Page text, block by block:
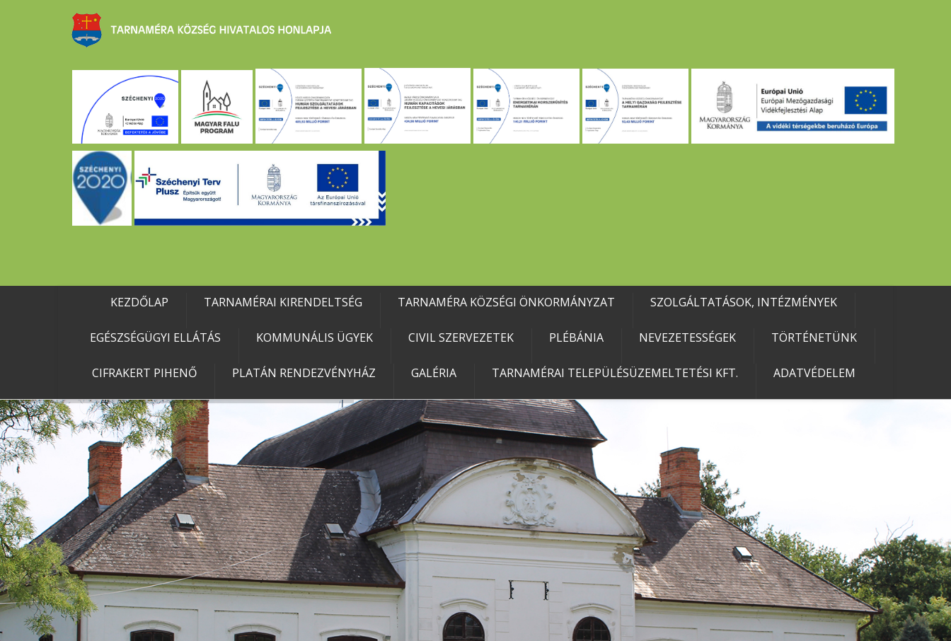
KEZDŐLAP TARNAMÉRAI KIRENDELTSÉG TARNAMÉRA KÖZSÉGI ÖNKORMÁNYZAT SZOLGÁLTATÁSOK, INTÉZMÉNYEK
EGÉSZSÉGÜGYI ELLÁTÁS KOMMUNÁLIS ÜGYEK CIVIL SZERVEZETEK PLÉBÁNIA NEVEZETESSÉGEK TÖRTÉNETÜNK
CIFRAKERT PIHENŐ PLATÁN RENDEZVÉNYHÁZ GALÉRIA TARNAMÉRAI TELEPÜLÉSÜZEMELTETÉSI KFT. ADATVÉDELEM